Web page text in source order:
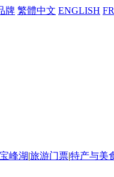
牌 繁體中文 ENGLISH
宝峰湖|旅游门票|特产与美